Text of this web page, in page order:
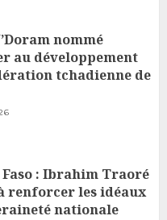
nommé
au développement
tchadienne de
: Ibrahim Traoré
renforcer les idéaux
nationale